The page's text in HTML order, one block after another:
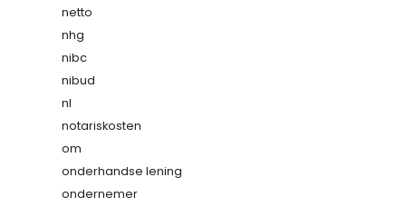
netto
nhg
nibc
nibud
nl
notariskosten
om
onderhandse lening
ondernemer